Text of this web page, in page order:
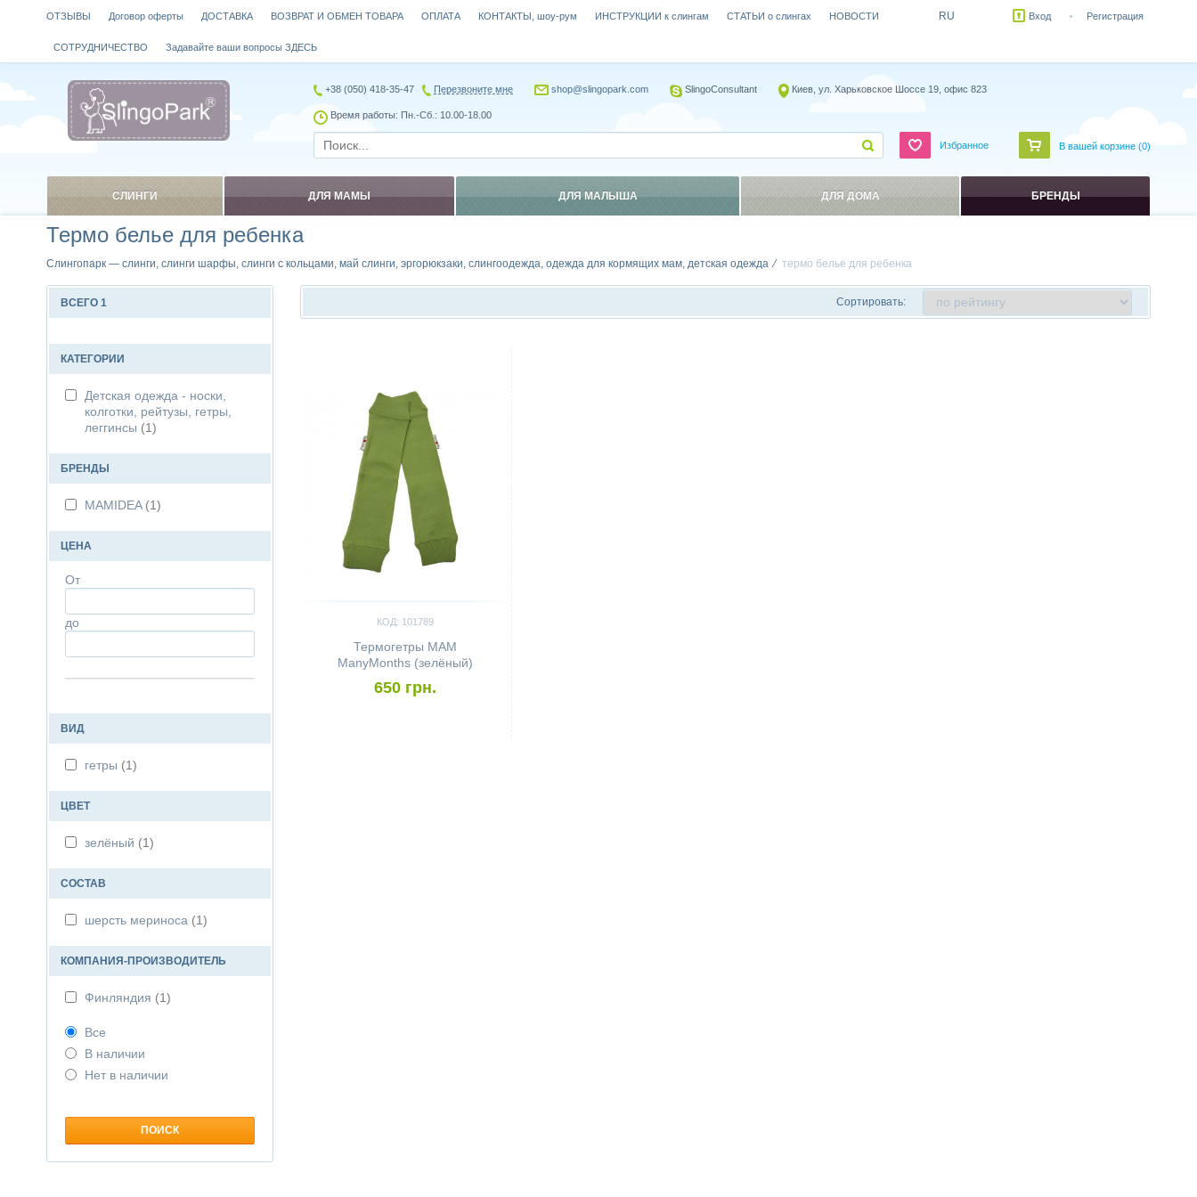
Термо белье для ребенка
Слингопарк — слинги, слинги шарфы, слинги с кольцами, май слинги, эргорюкзаки, слингоодежда, одежда для кормящих мам, детская одежда термо белье для ребенка
ВСЕГО 1
КАТЕГОРИИ
Детская одежда - носки,
колготки, рейтузы, гетры,
леггинсы (1)
БРЕНДЫ
MAMIDEA (1)
ЦЕНА
От
до
ВИД
гетры (1)
ЦВЕТ
зелёный (1)
СОСТАВ
шерсть мериноса (1)
КОМПАНИЯ-ПРОИЗВОДИТЕЛЬ
Финляндия (1)
Все
В наличии
Нет в наличии
Сортировать:
КОД: 101789
Термогетры MAM
ManyMonths (зелёный)
650 грн.
ОТЗЫВЫ Договор оферты ДОСТАВКА ВОЗВРАТ И ОБМЕН ТОВАРА ОПЛАТА КОНТАКТЫ, шоу-рум ИНСТРУКЦИИ к слингам СТАТЬИ о слингах НОВОСТИ
СОТРУДНИЧЕСТВО Задавайте ваши вопросы ЗДЕСЬ
RU Вход Регистрация
+38 (050) 418-35-47 Перезвоните мне shop@slingopark.com SlingoConsultant Киев, ул. Харьковское Шоссе 19, офис 823
Время работы: Пн.-Сб.: 10.00-18.00
Избранное В вашей корзине (0)
СЛИНГИ ДЛЯ МАМЫ ДЛЯ МАЛЫША ДЛЯ ДОМА БРЕНДЫ